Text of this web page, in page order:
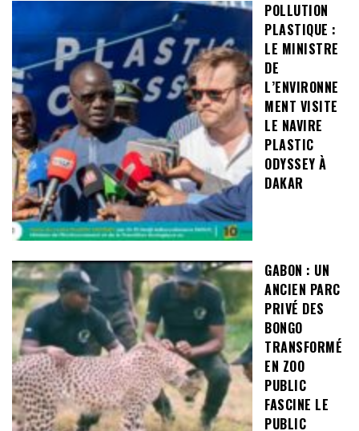
POLLUTION
PLASTIQUE :
LE MINISTRE
DE
L’ENVIRONNE
MENT VISITE
LE NAVIRE
PLASTIC
ODYSSEY À
DAKAR
GABON : UN
ANCIEN PARC
PRIVÉ DES
BONGO
TRANSFORMÉ
EN ZOO
PUBLIC
FASCINE LE
PUBLIC